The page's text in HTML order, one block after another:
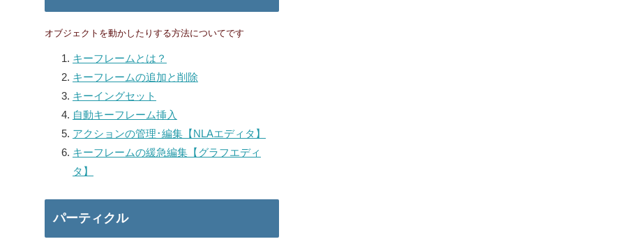
オブジェクトを動かしたりする方法についてです
キーフレームとは？
キーフレームの追加と削除
キーイングセット
自動キーフレーム挿入
アクションの管理･編集【NLAエディタ】
キーフレームの緩急編集【グラフエディ
タ】
パーティクル